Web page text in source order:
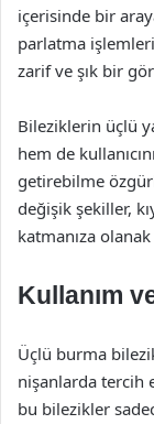
içerisinde bir
parlatma
zarif ve şık bir
Bileziklerin üçlü
hem de
getirebilme
değişik şekiller,
katmanıza olanak
Kullanım
Üçlü burma
nişanlarda tercih
bu bilezikler